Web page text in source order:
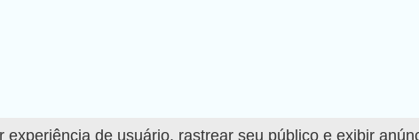
de usuário, rastrear seu público e exibir